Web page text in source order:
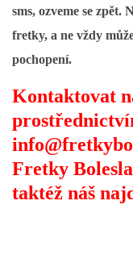
© 2026 eStránky.cz
sms, ozveme se zpět.
fretky, a ne vždy
pochopení.
Kontaktovat
Fretky
taktéž náš